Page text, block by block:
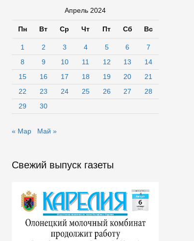
Апрель 2024
Пн Вт Ср Чт Пт Сб Вс
1 2 3 4 5 6
7
8
9 10 11 12 13
14
15
16 17 18 19 20
21
22
23 24 25 26 27
28
29
30
« Мар Май »
Свежий выпуск газеты